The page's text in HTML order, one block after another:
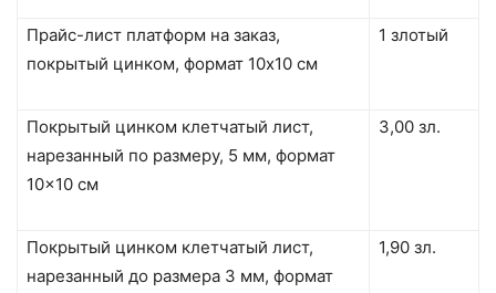
Прайс-лист платформ на заказ,
покрытый цинком, формат 10х10 см
1 злотый
Покрытый цинком клетчатый лист,
нарезанный по размеру, 5 мм, формат
10×10 см
3,00 зл.
Покрытый цинком клетчатый лист,
нарезанный до размера 3 мм, формат
1,90 зл.